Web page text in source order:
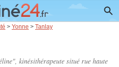
> Yonne > Tanlay
kinésithérapeute situé rue haute